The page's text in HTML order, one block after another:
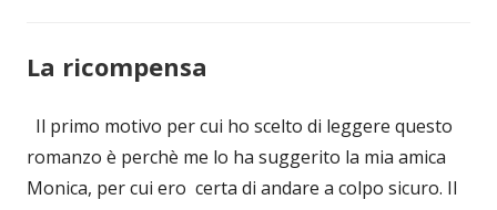
La ricompensa
Il primo motivo per cui ho scelto di leggere questo
romanzo è perchè me lo ha suggerito la mia amica
Monica, per cui ero certa di andare a colpo sicuro. Il